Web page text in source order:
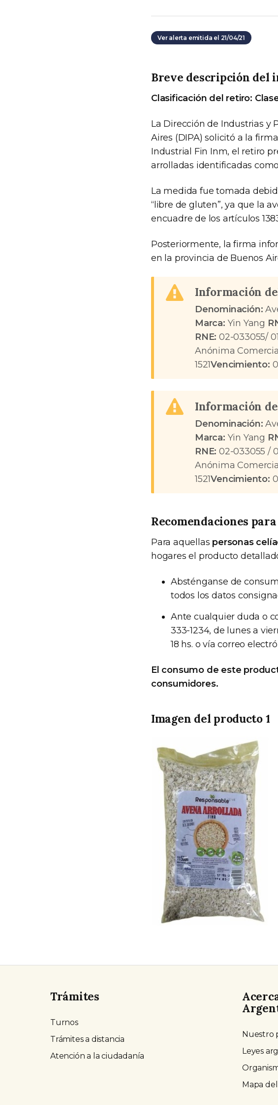
Ver alerta emitida el 21/04/21
Breve descripción del
Clasificación del retiro:
La Dirección de Industrias y
Aires (DIPA) solicitó a la
Industrial Fin Inm, el retiro
arrolladas identificadas
La medida fue tomada
“libre de gluten”, ya que la
encuadre de los artículos
Posteriormente, la firma
en la provincia de Buenos
Información
Denominación:
Marca: Yin Yang
RNE: 02-033055/
Anónima
1521Vencimiento:
Información
Denominación:
Marca: Yin Yang
RNE: 02-033055 /
Anónima
1521Vencimiento:
Recomendaciones
Para aquellas personas
hogares el producto
Absténganse de
todos los datos
Ante cualquier duda o
333-1234, de lunes a
18 hs. o vía correo
El consumo de este
consumidores.
Imagen del producto 1
Trámites
Turnos
Trámites a distancia
Atención a la ciudadanía
Nuestro
Leyes
Mapa